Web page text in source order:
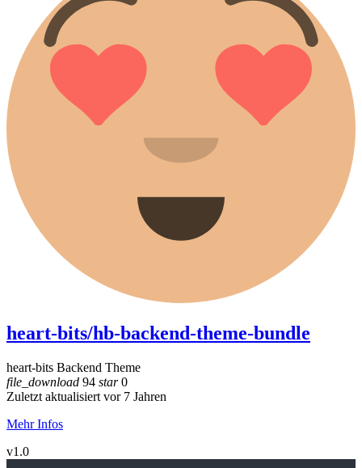
heart-bits/hb-backend-theme-bundle
heart-bits Backend Theme
file_download 94 star0
Zuletzt aktualisiert vor 7 Jahren
Mehr Infos
v1.0